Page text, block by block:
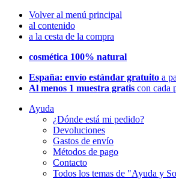
Volver al menú principal
al contenido
a la cesta de la compra
cosmética 100% natural
España: envío estándar gratuito a
Al menos 1 muestra gratis con cada
Ayuda
¿Dónde está mi pedido?
Devoluciones
Gastos de envío
Métodos de pago
Contacto
Todos los temas de "Ayuda y